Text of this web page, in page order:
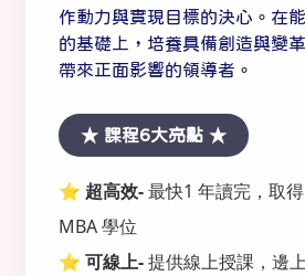
作動力與實現目標的決心。在
的基礎上，培養具備創造與變
帶來正面影響的領導者。
★ 課程6大亮點 ★
⭐️ 超高效-最快1 年讀完，取得
MBA 學位
⭐️ 可線上-提供線上授課，邊